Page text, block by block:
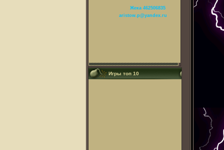
Жека 462506835
aristow.p@yandex.ru
Игры топ 10